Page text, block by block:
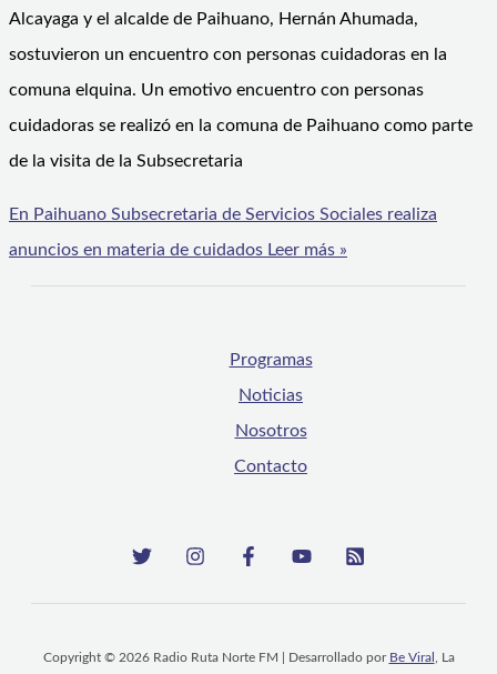
Alcayaga y el alcalde de Paihuano, Hernán Ahumada,
sostuvieron un encuentro con personas cuidadoras en la
comuna elquina. Un emotivo encuentro con personas
cuidadoras se realizó en la comuna de Paihuano como parte
de la visita de la Subsecretaria
En Paihuano Subsecretaria de Servicios Sociales realiza
anuncios en materia de cuidados Leer más »
Programas
Noticias
Nosotros
Contacto
Copyright © 2026 Radio Ruta Norte FM | Desarrollado por Be Viral , La